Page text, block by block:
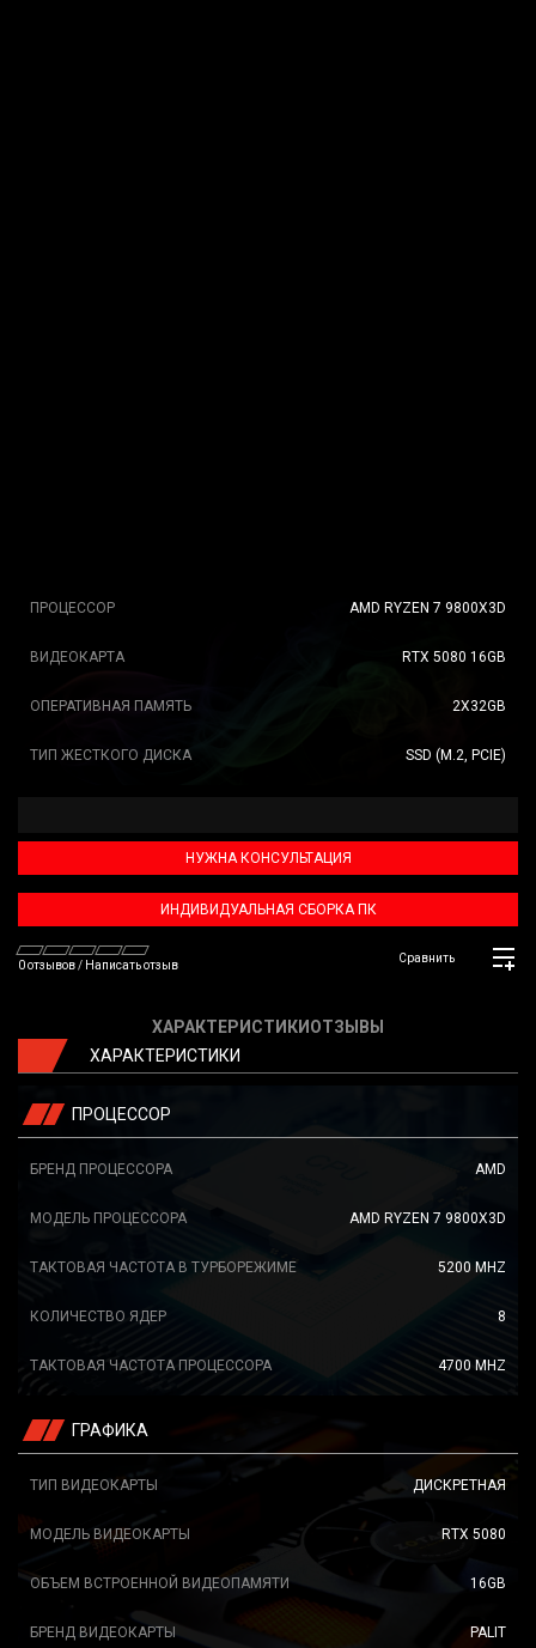
ПРОЦЕССОР AMD RYZEN 7 9800X3D
ВИДЕОКАРТА RTX 5080 16GB
ОПЕРАТИВНАЯ ПАМЯТЬ 2X32GB
ТИП ЖЕСТКОГО ДИСКА SSD (M.2, PCIE)
НУЖНА КОНСУЛЬТАЦИЯ
ИНДИВИДУАЛЬНАЯ СБОРКА ПК
0 отзывов/ Написать отзыв
Сравнить
ХАРАКТЕРИСТИКИ ОТЗЫВЫ
ХАРАКТЕРИСТИКИ
ПРОЦЕССОР
БРЕНД ПРОЦЕССОРА AMD
МОДЕЛЬ ПРОЦЕССОРА AMD RYZEN 7 9800X3D
ТАКТОВАЯ ЧАСТОТА В ТУРБОРЕЖИМЕ 5200 MHZ
КОЛИЧЕСТВО ЯДЕР 8
ТАКТОВАЯ ЧАСТОТА ПРОЦЕССОРА 4700 MHZ
ГРАФИКА
ТИП ВИДЕОКАРТЫ ДИСКРЕТНАЯ
МОДЕЛЬ ВИДЕОКАРТЫ RTX 5080
ОБЪЕМ ВСТРОЕННОЙ ВИДЕОПАМЯТИ 16GB
БРЕНД ВИДЕОКАРТЫ PALIT